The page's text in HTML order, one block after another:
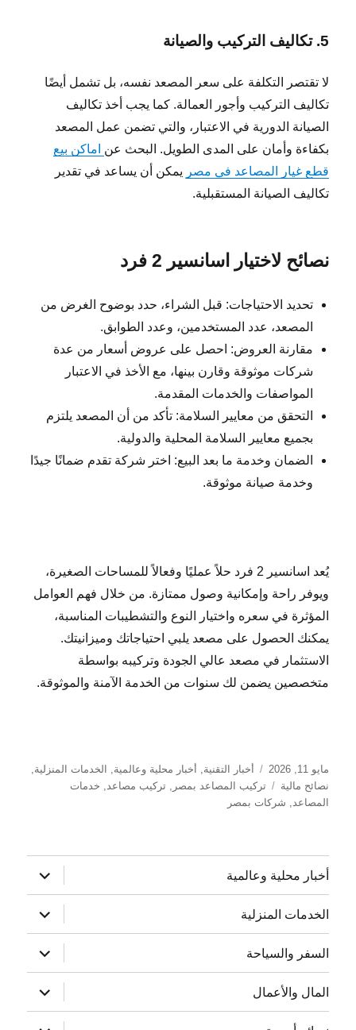
5. تكاليف التركيب والصيانة
لا تقتصر التكلفة على سعر المصعد نفسه، بل تشمل أيضًا
تكاليف التركيب وأجور العمالة. كما يجب أخذ تكاليف
الصيانة الدورية في الاعتبار، والتي تضمن عمل المصعد
بكفاءة وأمان على المدى الطويل. البحث عن اماكن بيع
قطع غيار المصاعد في مصر يمكن أن يساعد في تقدير
تكاليف الصيانة المستقبلية.
نصائح لاختيار اسانسير 2 فرد
تحديد الاحتياجات: قبل الشراء، حدد بوضوح الغرض من
المصعد، عدد المستخدمين، وعدد الطوابق.
مقارنة العروض: احصل على عروض أسعار من عدة
شركات موثوقة وقارن بينها، مع الأخذ في الاعتبار
المواصفات والخدمات المقدمة.
التحقق من معايير السلامة: تأكد من أن المصعد يلتزم
بجميع معايير السلامة المحلية والدولية.
الضمان وخدمة ما بعد البيع: اختر شركة تقدم ضمانًا جيدًا
وخدمة صيانة موثوقة.
يُعد اسانسير 2 فرد حلاً عمليًا وفعالاً للمساحات الصغيرة،
ويوفر راحة وإمكانية وصول ممتازة. من خلال فهم العوامل
المؤثرة في سعره واختيار النوع والتشطيبات المناسبة،
يمكنك الحصول على مصعد يلبي احتياجاتك وميزانيتك.
الاستثمار في مصعد عالي الجودة وتركيبه بواسطة
متخصصين يضمن لك سنوات من الخدمة الآمنة والموثوقة.
نُشرت
في
مايو 11, 2026 التصنيفات
أخبار التقنية, أخبار محلية وعالمية, الخدمات المنزلية,
نصائح مالية
الوسوم
تركيب المصاعد بمصر ,تركيب مصاعد, خدمات
المصاعد, شركات بمصر
أخبار محلية وعالمية
توسيع
القائمة
الفرعية
الخدمات المنزلية
توسيع
القائمة
الفرعية
السفر والسياحة
توسيع
القائمة
الفرعية
المال والأعمال
توسيع
القائمة
الفرعية
توسيع